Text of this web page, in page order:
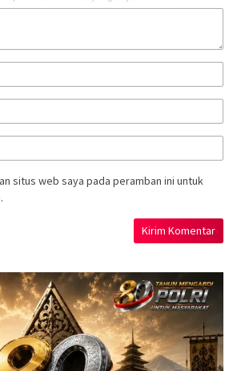
situs web saya pada peramban ini untuk